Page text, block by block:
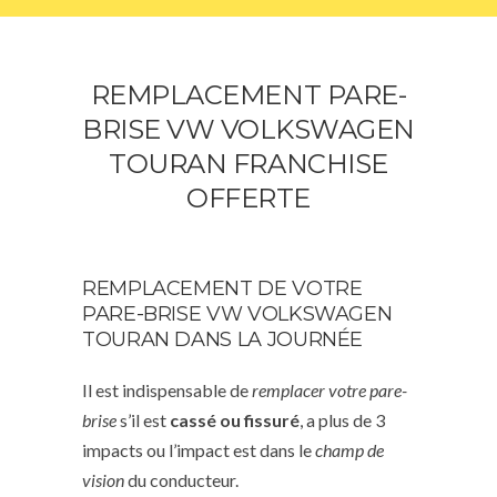
REMPLACEMENT PARE-
BRISE VW VOLKSWAGEN
TOURAN FRANCHISE
OFFERTE
REMPLACEMENT DE VOTRE
PARE-BRISE VW VOLKSWAGEN
TOURAN DANS LA JOURNÉE
Il est indispensable deremplacer votre pare-
brises’il est cassé ou fissuré , a plus de 3
impacts ou l’impact est dans lechamp de
visiondu conducteur.